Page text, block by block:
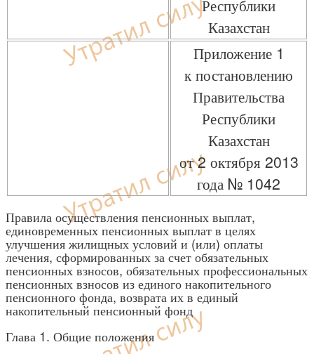
Республики
Казахстан
Приложение 1
к постановлению
Правительства
Республики
Казахстан
от 2 октября 2013
года № 1042
Правила осуществления пенсионных выплат,
единовременных пенсионных выплат в целях
улучшения жилищных условий и (или) оплаты
лечения, сформированных за счет обязательных
пенсионных взносов, обязательных профессиональных
пенсионных взносов из единого накопительного
пенсионного фонда, возврата их в единый
накопительный пенсионный фонд
Глава 1. Общие положения